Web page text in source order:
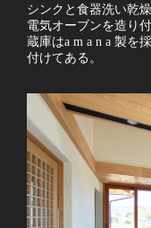
シンクと食器洗い乾
電気オーブンを造り
蔵庫はa m a n a 製を
付けてある。